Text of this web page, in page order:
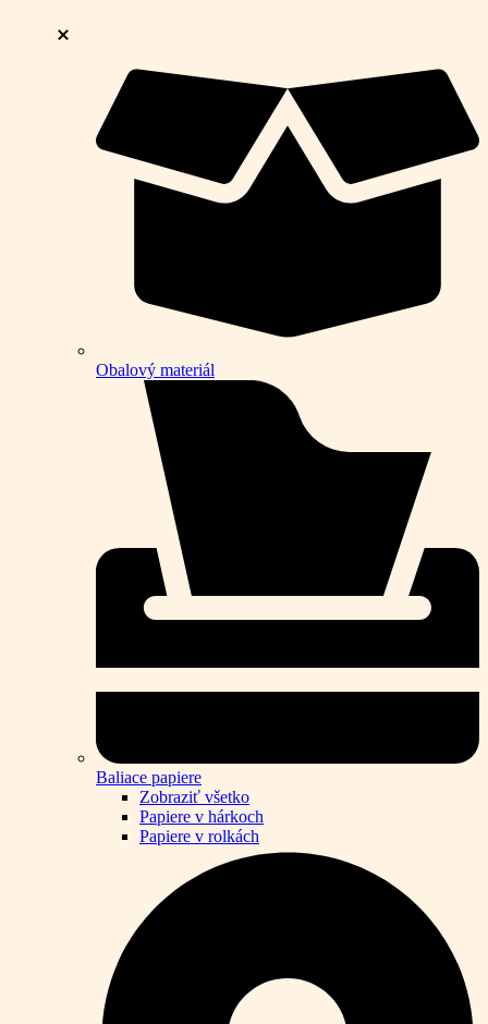
Obalový materiál
Baliace papiere
Zobraziť všetko
Papiere v hárkoch
Papiere v rolkách